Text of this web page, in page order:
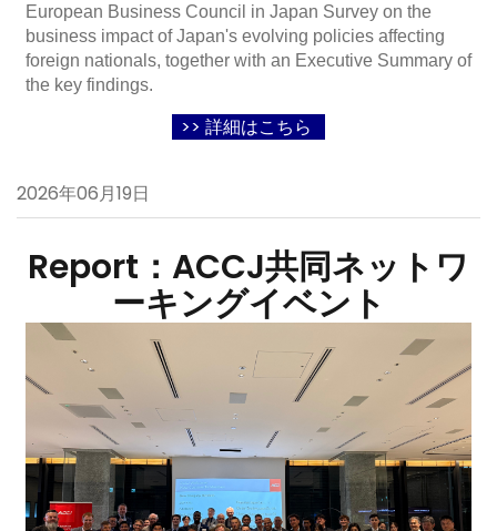
European Business Council in Japan Survey on the
business impact of Japan's evolving policies affecting
foreign nationals, together with an Executive Summary of
the key findings.
>> 詳細はこちら
2026年06月19日
Report：ACCJ共同ネットワ
ーキングイベント